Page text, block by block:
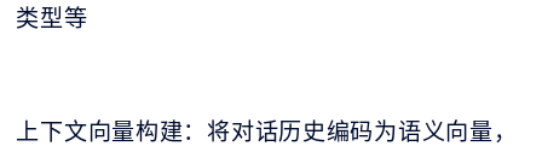
类型等
上下文向量构建：将对话历史编码为语义向量，